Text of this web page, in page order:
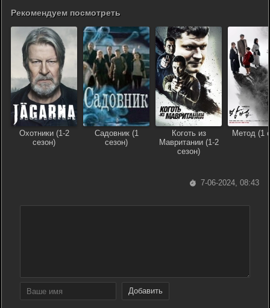
Рекомендуем посмотреть
Охотники (1-2
сезон)
Садовник (1
сезон)
Коготь из
Мавритании (1-2
сезон)
Метод (1
7-06-2024, 08:43
Добавить